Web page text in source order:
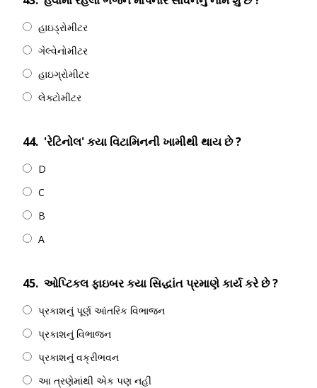
હાઇડ્રોમીટર
ગેલ્વેનોમીટર
હાઇગ્રોમીટર
લેક્ટોમીટર
44. 'રેટિનોલ' કયા વિટામિનની ખામીથી થાય છે ?
D
C
B
A
45. ઓપ્ટિકલ ફાઇબર કયા સિદ્ધાંત પ્રમાણે કાર્ય કરે છે ?
પ્રકાશનું પૂર્ણ આંતરિક વિભાજન
પ્રકાશનું વિભાજન
પ્રકાશનું વક્રીભવન
આ ત્રણેમાંથી એક પણ નહીં